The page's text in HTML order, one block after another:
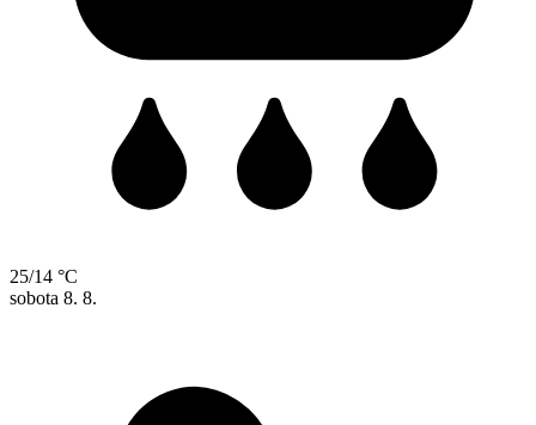
25/14 °C
sobota 8. 8.